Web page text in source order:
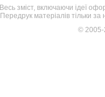
Весь зміст, включаючи ідеї
Передрук матеріалів тільки
©